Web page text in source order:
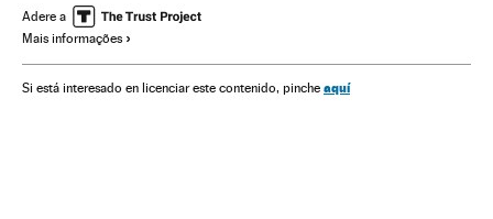
Jornalismo Internet Empresas
Sociedade Comunicação
Adere a
Mais informações
Si está interesado en licenciar este contenido, pinche aquí